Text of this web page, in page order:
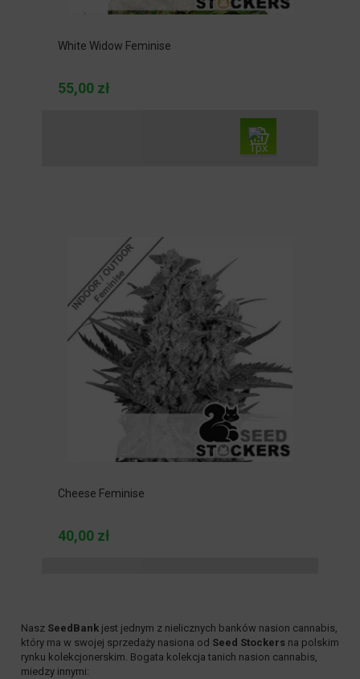
White Widow Feminise
55,00 zł
Cheese Feminise
40,00 zł
Nasz SeedBank jest jednym z nielicznych banków nasion cannabis,
który ma w swojej sprzedaży nasiona od Seed Stockers na polskim
rynku kolekcjonerskim. Bogata kolekcja tanich nasion cannabis,
miedzy innymi: